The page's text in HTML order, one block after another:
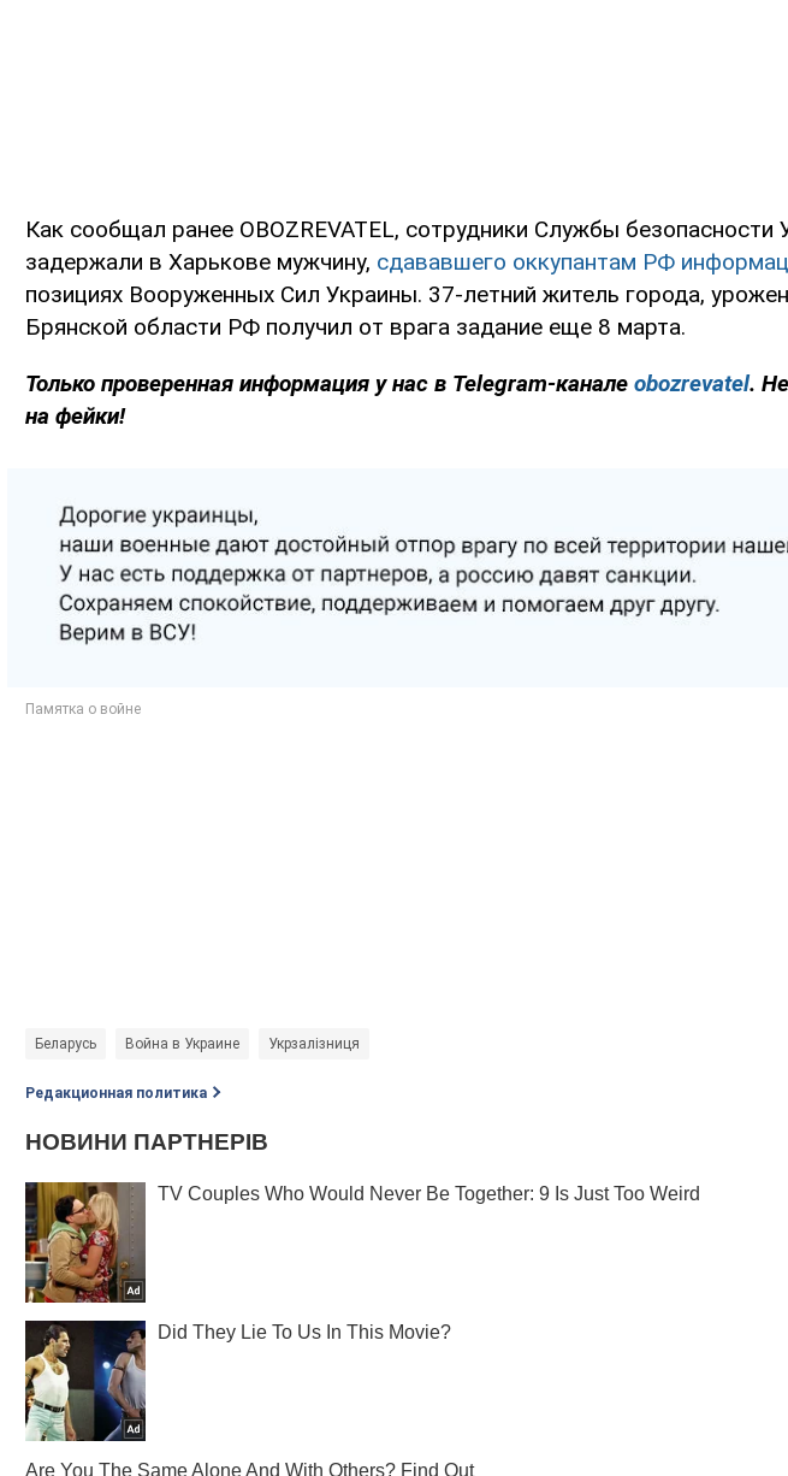
Как сообщал ранее OBOZREVATEL, сотрудники Службы безопасности
задержали в Харькове мужчину, сдававшего оккупантам РФ
позициях Вооруженных Сил Украины. 37-летний житель города,
Брянской области РФ получил от врага задание еще 8 марта.
Только проверенная информация у нас в Telegram-канале obozrevatel.
на фейки!
Беларусь Война в Украине Укрзалізниця
Редакционная политика